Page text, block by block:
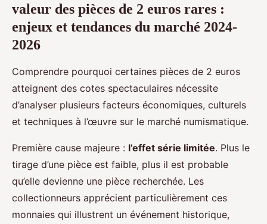
valeur des pièces de 2 euros rares :
enjeux et tendances du marché 2024-
2026
Comprendre pourquoi certaines pièces de 2 euros
atteignent des cotes spectaculaires nécessite
d’analyser plusieurs facteurs économiques, culturels
et techniques à l’œuvre sur le marché numismatique.
Première cause majeure : l’effet série limitée. Plus le
tirage d’une pièce est faible, plus il est probable
qu’elle devienne une pièce recherchée. Les
collectionneurs apprécient particulièrement ces
monnaies qui illustrent un événement historique,